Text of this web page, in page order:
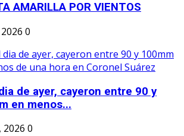
AMARILLA POR VIENTOS
0
de ayer, cayeron entre 90 y
en menos...
2026 0